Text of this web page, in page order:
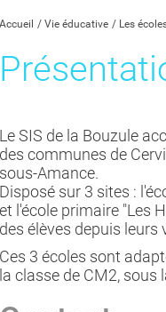
Accueil Vie éducative Les
Le SIS de la Bouzule
des communes de
sous-Amance.
Disposé sur 3 sites :
et l'école primaire "Les
des élèves depuis leurs
Ces 3 écoles sont
la classe de CM2,